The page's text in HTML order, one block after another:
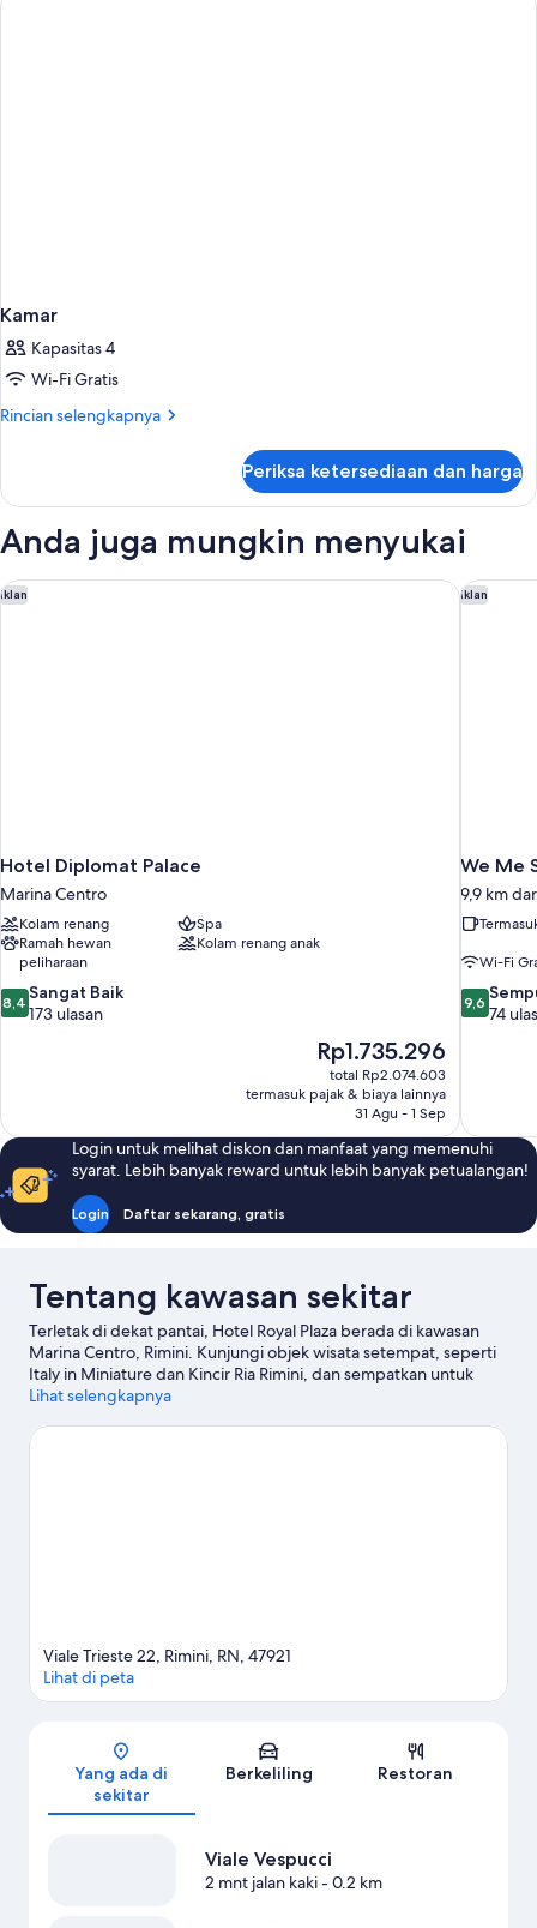
Kamar
Kapasitas 4
Wi-Fi Gratis
Rincian selengkapnya
Rincian
Kamar
Periksa ketersediaan dan harga
Anda juga mungkin menyukai
Iklan
Hotel Diplomat Palace
Marina Centro
Kolam renang
Spa
Ramah hewan
peliharaan
Kolam renang anak
8.4
dari
ulasan
8,4 Sangat Baik
173 ulasan
Harga
sekarang
Rp1.735.296
Rp1.735.296
total Rp2.074.603
termasuk pajak & biaya lainnya
31 Agu - 1 Sep
Hotel Diplomat Palace Iklan
We Me
9,9 km
Wi-Fi
9.6
dari
9,6
74
We Me
Login untuk melihat diskon dan manfaat yang memenuhi
syarat. Lebih banyak reward untuk lebih banyak petualangan!
Login Daftar sekarang, gratis
Tentang kawasan sekitar
Terletak di dekat pantai, Hotel Royal Plaza berada di kawasan
Marina Centro, Rimini. Kunjungi objek wisata setempat, seperti
Italy in Miniature dan Kincir Ria Rimini, dan sempatkan untuk
singgah di Viale Vespucci serta Viale Regina Elena jika Anda ingin
dikunjungi.
Lihat selengkapnya
Peta
Viale Trieste 22, Rimini, RN, 47921
Lihat di peta
Yang ada di
sekitar
Berkeliling Restoran
Viale Vespucci
2 mnt jalan kaki- 0.2 km